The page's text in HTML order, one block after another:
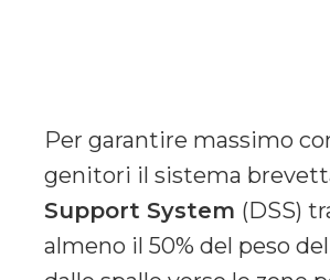
Per garantire massimo
genitori il sistema
Support System (DSS)
almeno il 50% del peso